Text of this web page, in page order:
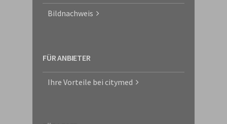
Bildnachweis
FÜR ANBIETER
Ihre Vorteile bei citymed